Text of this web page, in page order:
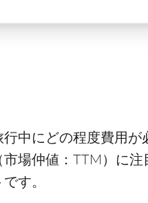
中にどの程度費用が
場仲値：TTM）に
す。